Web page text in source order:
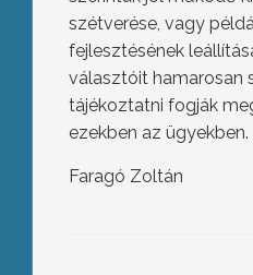
szétverése, vagy
fejlesztésének
választóit hamarosan
tájékoztatni fogják
ezekben az ügyekben.
Faragó Zoltán